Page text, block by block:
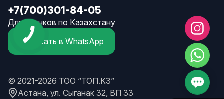
+7(700)301-84-05
Для звонков по Казахстану
Написать в WhatsApp
© 2021-2026 ТОО “ТОП.КЗ”
Астана, ул. Сыганак 32, ВП 33